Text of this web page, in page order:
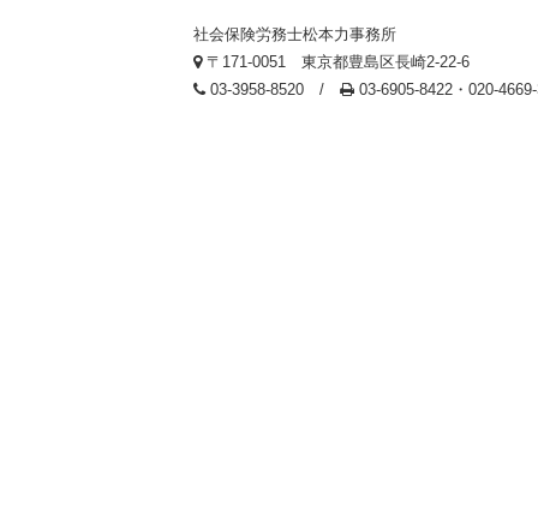
社会保険労務士松本力事務所
〒171-0051 東京都豊島区長崎2-22-6
03-3958-8520 /
03-6905-8422・020-